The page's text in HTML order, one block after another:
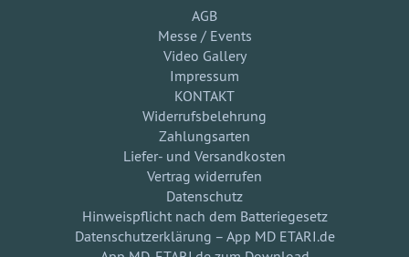
AGB
Messe / Events
Video Gallery
Impressum
KONTAKT
Widerrufsbelehrung
Zahlungsarten
Liefer- und Versandkosten
Vertrag widerrufen
Datenschutz
Hinweispflicht nach dem Batteriegesetz
Datenschutzerklärung – App MD ETARI.de